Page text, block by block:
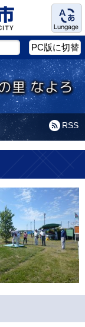
Language
PC版に切替
RSS